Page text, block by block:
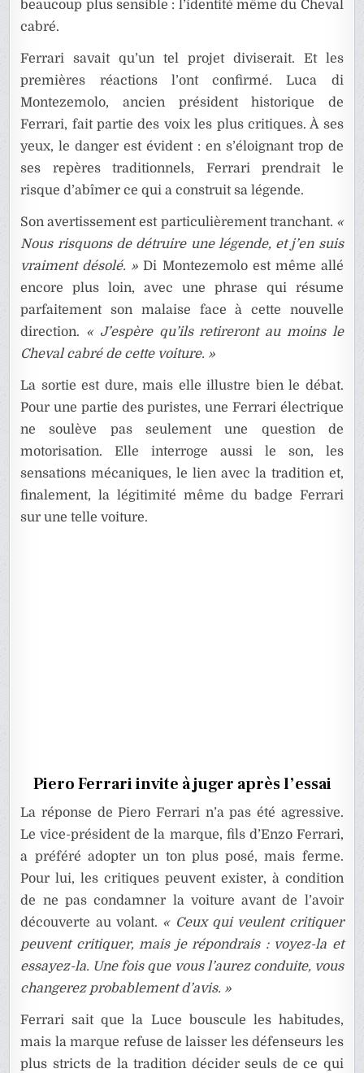
beaucoup plus sensible : l’identité même du Cheval
cabré.
Ferrari savait qu’un tel projet diviserait. Et les
premières réactions l’ont confirmé. Luca di
Montezemolo, ancien président historique de
Ferrari, fait partie des voix les plus critiques. À ses
yeux, le danger est évident : en s’éloignant trop de
ses repères traditionnels, Ferrari prendrait le
risque d’abîmer ce qui a construit sa légende.
Son avertissement est particulièrement tranchant. «
Nous risquons de détruire une légende, et j’en suis
vraiment désolé. » Di Montezemolo est même allé
encore plus loin, avec une phrase qui résume
parfaitement son malaise face à cette nouvelle
direction. « J’espère qu’ils retireront au moins le
Cheval cabré de cette voiture. »
La sortie est dure, mais elle illustre bien le débat.
Pour une partie des puristes, une Ferrari électrique
ne soulève pas seulement une question de
motorisation. Elle interroge aussi le son, les
sensations mécaniques, le lien avec la tradition et,
finalement, la légitimité même du badge Ferrari
sur une telle voiture.
Piero Ferrari invite à juger après l’essai
La réponse de Piero Ferrari n’a pas été agressive.
Le vice-président de la marque, fils d’Enzo Ferrari,
a préféré adopter un ton plus posé, mais ferme.
Pour lui, les critiques peuvent exister, à condition
de ne pas condamner la voiture avant de l’avoir
découverte au volant. « Ceux qui veulent critiquer
peuvent critiquer, mais je répondrais : voyez-la et
essayez-la. Une fois que vous l’aurez conduite, vous
changerez probablement d’avis. »
Ferrari sait que la Luce bouscule les habitudes,
mais la marque refuse de laisser les défenseurs les
plus stricts de la tradition décider seuls de ce qui